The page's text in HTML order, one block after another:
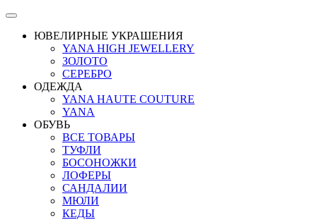
ЮВЕЛИРНЫЕ УКРАШЕНИЯ
YANA HIGH JEWELLERY
ЗОЛОТО
СЕРЕБРО
ОДЕЖДА
YANA HAUTE COUTURE
YANA
ОБУВЬ
ВСЕ ТОВАРЫ
ТУФЛИ
БОСОНОЖКИ
ЛОФЕРЫ
САНДАЛИИ
МЮЛИ
КЕДЫ